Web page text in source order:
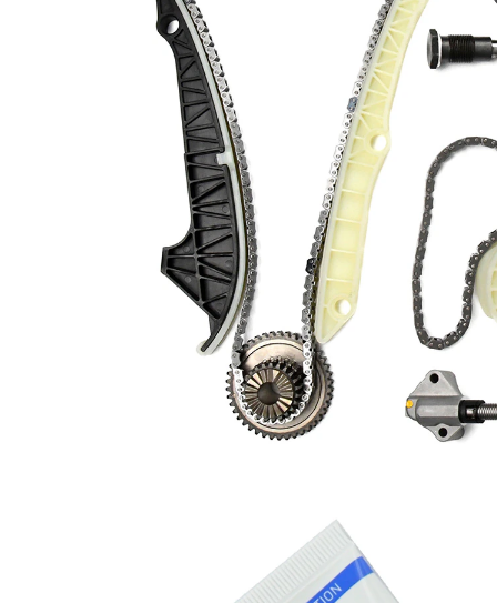
Lubrifiere
Numar de zale
Numar de zale
Numar de zale
constructie lant
constructie lant
dintata